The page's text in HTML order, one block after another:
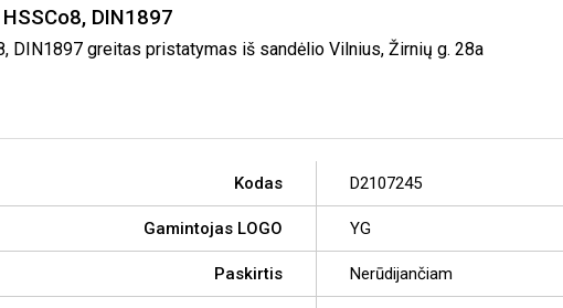
DIN1897
DIN1897 greitas pristatymas iš sandėlio Vilnius, Žirnių g. 28a
Kodas D2107245
Gamintojas LOGO YG
Paskirtis Nerūdijančiam